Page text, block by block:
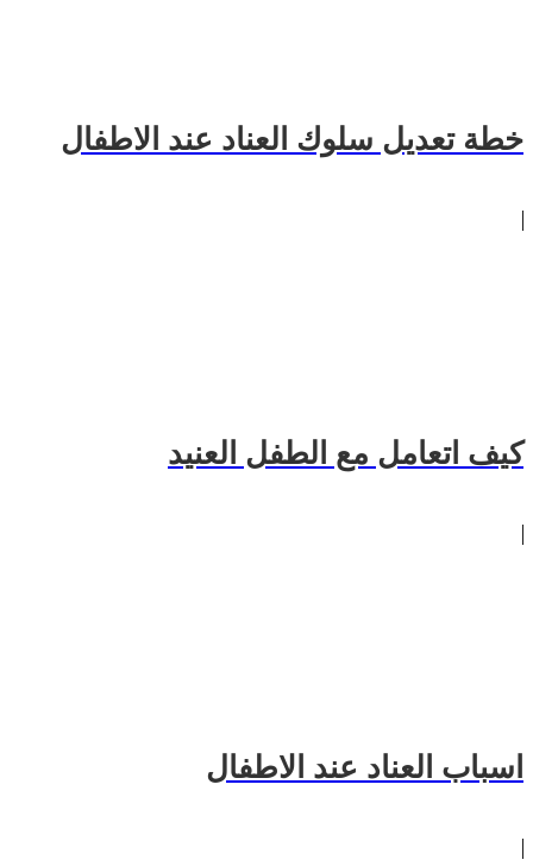
خطة تعديل سلوك العناد عند الاطفال
كيف اتعامل مع الطفل العنيد
اسباب العناد عند الاطفال